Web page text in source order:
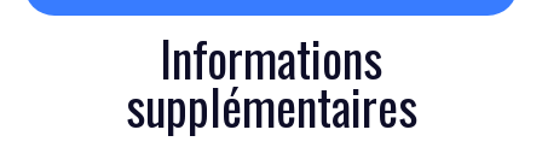
Informations
supplémentaires